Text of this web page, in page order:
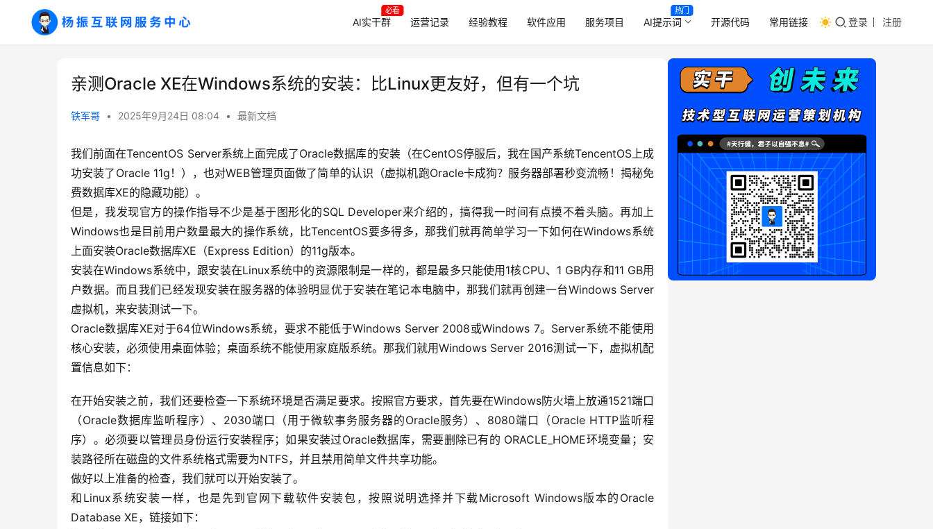
AI实干群
必看
运营记录 经验教程 软件应用 服务项目 AI提示词
热门
开源代码 常用链接 登录 注册
亲测Oracle XE在Windows系统的安装：比Linux更友好，但有一个坑
铁军哥 • 2025年9月24日 08:04 • 最新文档
我们前面在TencentOS Server系统上面完成了Oracle数据库的安装（在CentOS停服后，我在国产系统TencentOS上成
功安装了Oracle 11g！），也对WEB管理页面做了简单的认识（虚拟机跑Oracle卡成狗？服务器部署秒变流畅！揭秘免
费数据库XE的隐藏功能）。
但是，我发现官方的操作指导不少是基于图形化的SQL Developer来介绍的，搞得我一时间有点摸不着头脑。再加上
Windows也是目前用户数量最大的操作系统，比TencentOS要多得多，那我们就再简单学习一下如何在Windows系统
上面安装Oracle数据库XE（Express Edition）的11g版本。
安装在Windows系统中，跟安装在Linux系统中的资源限制是一样的，都是最多只能使用1核CPU、1 GB内存和11 GB用
户数据。而且我们已经发现安装在服务器的体验明显优于安装在笔记本电脑中，那我们就再创建一台Windows Server
虚拟机，来安装测试一下。
Oracle数据库XE对于64位Windows系统，要求不能低于Windows Server 2008或Windows 7。Server系统不能使用
核心安装，必须使用桌面体验；桌面系统不能使用家庭版系统。那我们就用Windows Server 2016测试一下，虚拟机配
置信息如下：
在开始安装之前，我们还要检查一下系统环境是否满足要求。按照官方要求，首先要在Windows防火墙上放通1521端口
（Oracle数据库监听程序）、2030端口（用于微软事务服务器的Oracle服务）、8080端口（Oracle HTTP监听程
序）。必须要以管理员身份运行安装程序；如果安装过Oracle数据库，需要删除已有的 ORACLE_HOME环境变量；安
装路径所在磁盘的文件系统格式需要为NTFS，并且禁用简单文件共享功能。
做好以上准备的检查，我们就可以开始安装了。
和Linux系统安装一样，也是先到官网下载软件安装包，按照说明选择并下载Microsoft Windows版本的Oracle
Database XE，链接如下：